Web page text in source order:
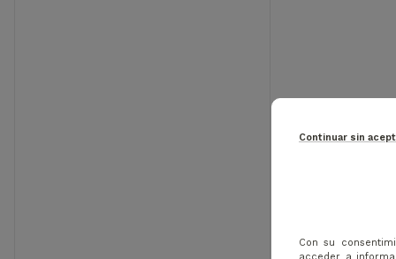
Continuar sin
Con su
acceder a